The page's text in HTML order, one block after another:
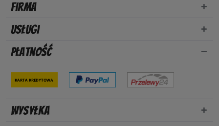
Firma
Usługi
Płatność
Karta kredytowa
Wysyłka